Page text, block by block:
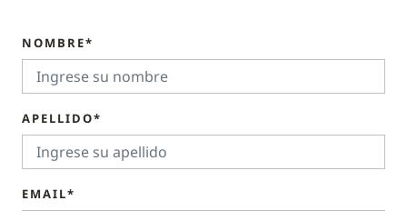
NOMBRE*
APELLIDO*
EMAIL*